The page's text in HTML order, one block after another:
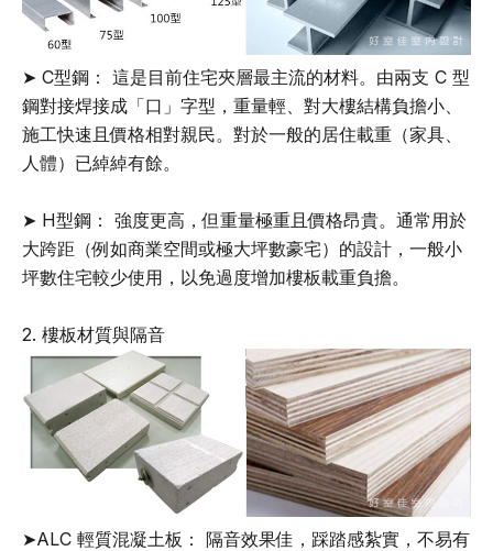
➤ C型鋼： 這是目前住宅夾層最主流的材料。由兩支 C 型
鋼對接焊接成「口」字型，重量輕、對大樓結構負擔小、
施工快速且價格相對親民。對於一般的居住載重（家具、
人體）已綽綽有餘。
➤ H型鋼： 強度更高，但重量極重且價格昂貴。通常用於
大跨距（例如商業空間或極大坪數豪宅）的設計，一般小
坪數住宅較少使用，以免過度增加樓板載重負擔。
2. 樓板材質與隔音
➤ALC 輕質混凝土板： 隔音效果佳，踩踏感紮實，不易有